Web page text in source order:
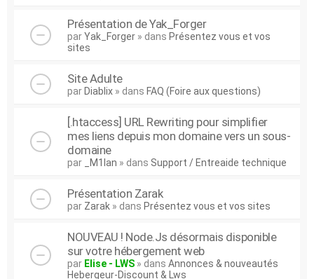
Présentation de Yak_Forger
parYak_Forger » dans Présentez vous et vos
sites
Site Adulte
par Diablix » dans FAQ (Foire aux questions)
[.htaccess] URL Rewriting pour simplifier
mes liens depuis mon domaine vers un sous-
domaine
par _M1lan » dans Support / Entreaide technique
Présentation Zarak
par Zarak » dans Présentez vous et vos sites
NOUVEAU ! Node.Js désormais disponible
sur votre hébergement web
par Elise - LWS » dans Annonces & nouveautés
Hebergeur-Discount & Lws